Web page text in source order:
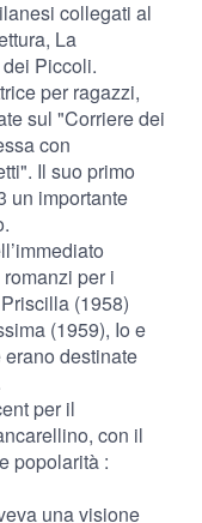
collegati al
La
Piccoli.
per ragazzi,
sul "Corriere dei
con
Il suo primo
un importante
per i
(1958)
(1959), Io e
destinate
per il
con il
popolarità :
una visione